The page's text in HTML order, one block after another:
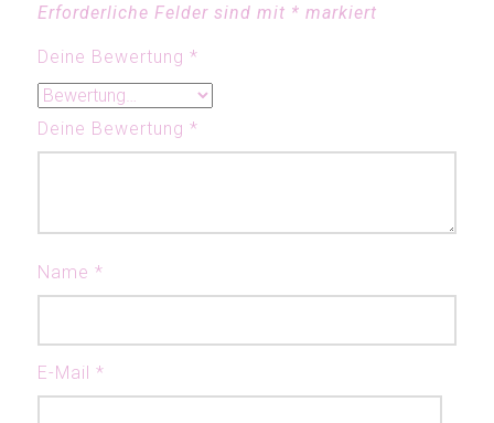
Erforderliche Felder sind mit * markiert
Deine Bewertung*
Deine Bewertung*
Name*
E-Mail*